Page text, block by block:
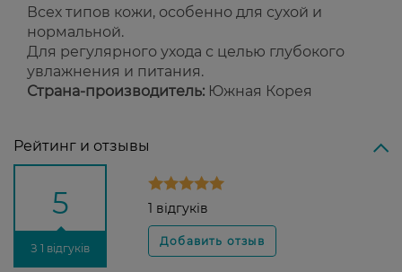
Всех типов кожи, особенно для сухой и
нормальной.
Для регулярного ухода с целью глубокого
увлажнения и питания.
Страна-производитель: Южная Корея
Рейтинг и отзывы
5
З 1 відгуків
1 відгуків